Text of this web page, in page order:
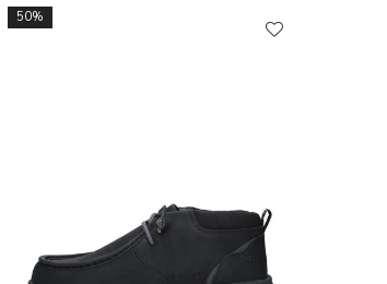
50%